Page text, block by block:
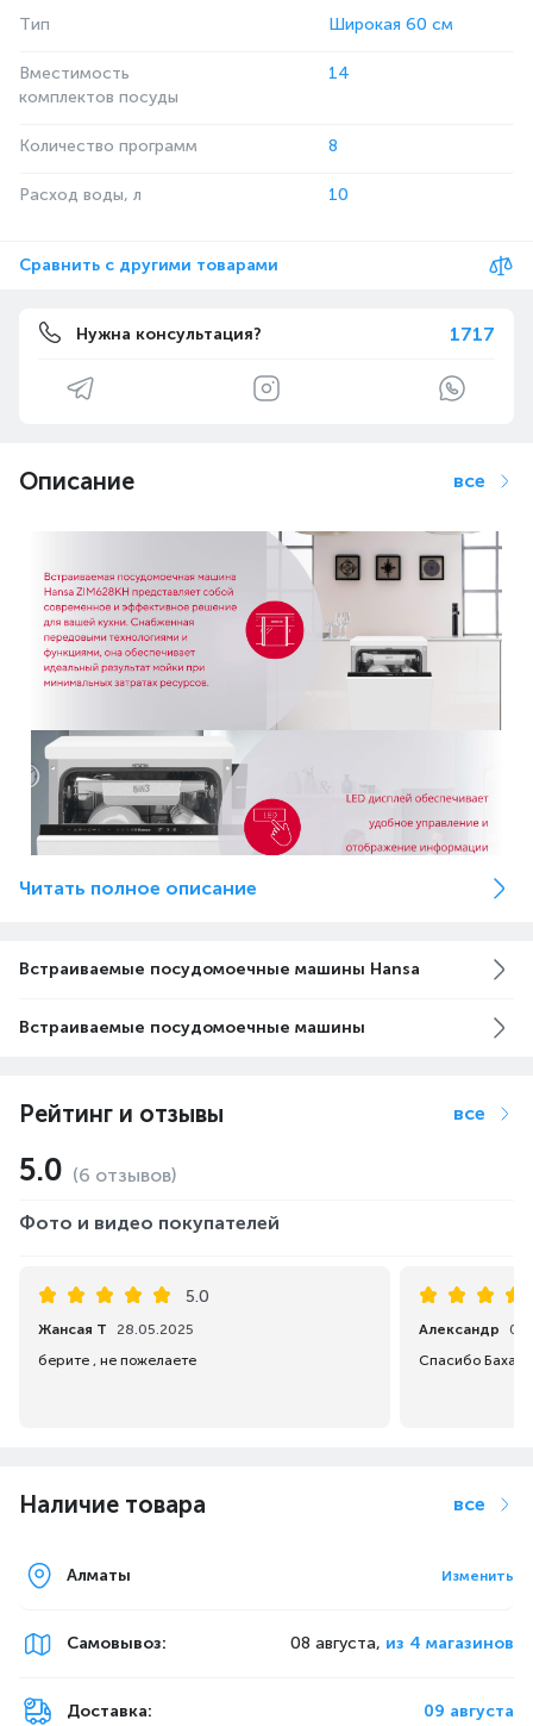
Тип Широкая 60 см
Вместимость
комплектов посуды
14
Количество программ 8
Расход воды, л 10
Сравнить с другими товарами
Нужна консультация? 1717
Описание все
Читать полное описание
Встраиваемые посудомоечные машины Hansa
Встраиваемые посудомоечные машины
Рейтинг и отзывы все
5.0 (6 отзывов)
Фото и видео покупателей
5.0
Жансая Т
28.05.2025
берите , не пожелаете
Александр
Спасибо Баха.
Наличие товара все
Алматы Изменить
Самовывоз: 08 августа, из 4 магазинов
Доставка: 09 августа